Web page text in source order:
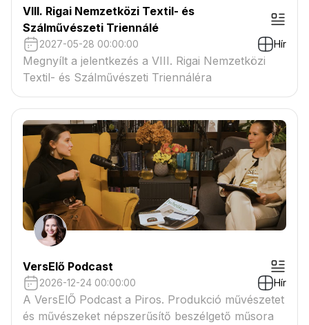
VIII. Rigai Nemzetközi Textil- és
Szálművészeti Triennálé
2027-05-28 00:00:00 Hír
Megnyílt a jelentkezés a VIII. Rigai Nemzetközi
Textil- és Szálművészeti Triennáléra
VersElő Podcast
2026-12-24 00:00:00 Hír
A VersElŐ Podcast a Piros. Produkció művészetet
és művészeket népszerűsítő beszélgető műsora